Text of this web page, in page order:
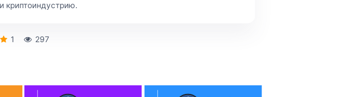
криптоиндустрию.
1
297